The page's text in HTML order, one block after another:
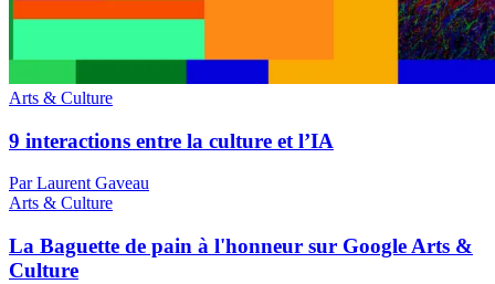
Arts & Culture
9 interactions entre la culture et l’IA
Par Laurent Gaveau
Arts & Culture
La Baguette de pain à l'honneur sur Google Arts &
Culture